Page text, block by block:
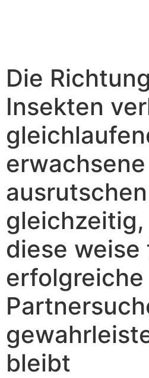
Die
Insekten
ausrutschen
diese weise
erfolgreiche
bleibt